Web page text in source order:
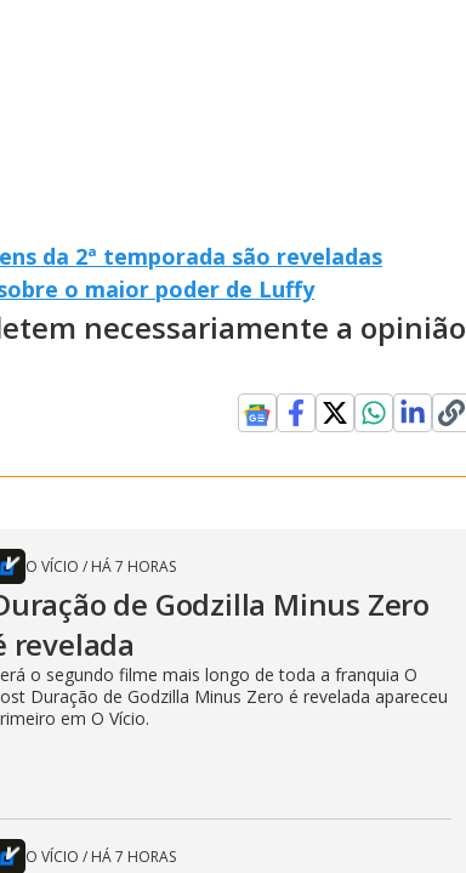
da 2ª temporada são reveladas
o maior poder de Luffy
necessariamente a opinião
O VÍCIO / HÁ 7 HORAS
de Godzilla Minus Zero
revelada
o segundo filme mais longo de toda a franquia O
Duração de Godzilla Minus Zero é revelada apareceu
em O Vício.
O VÍCIO / HÁ 7 HORAS